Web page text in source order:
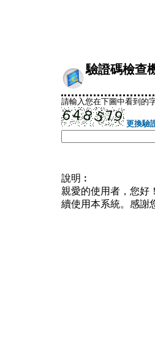
驗證碼檢查
請輸入您在下圖中看到的
更換驗
說明︰
親愛的使用者，您好
續使用本系統。感謝